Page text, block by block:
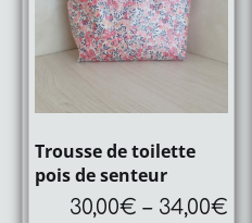
Trousse de toilette
pois de senteur
30,00€ – 34,00€